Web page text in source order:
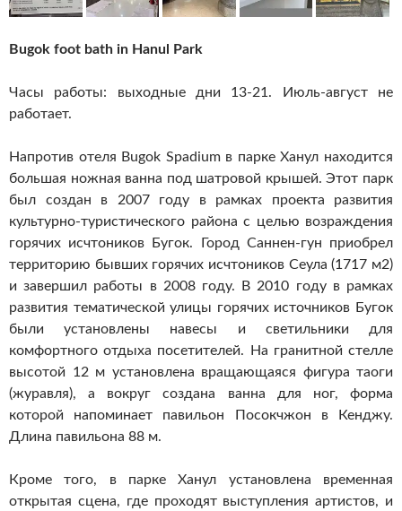
Bugok foot bath in Hanul Park
Часы работы: выходные дни 13-21. Июль-август не
работает.
Напротив отеля Bugok Spadium в парке Ханул находится
большая ножная ванна под шатровой крышей. Этот парк
был создан в 2007 году в рамках проекта развития
культурно-туристического района с целью возраждения
горячих исчтоников Бугок. Город Саннен-гун приобрел
территорию бывших горячих исчтоников Сеула (1717 м2)
и завершил работы в 2008 году. В 2010 году в рамках
развития тематической улицы горячих источников Бугок
были установлены навесы и светильники для
комфортного отдыха посетителей. На гранитной стелле
высотой 12 м установлена вращающаяся фигура таоги
(журавля), а вокруг создана ванна для ног, форма
которой напоминает павильон Посокчжон в Кенджу.
Длина павильона 88 м.
Кроме того, в парке Ханул установлена временная
открытая сцена, где проходят выступления артистов, и